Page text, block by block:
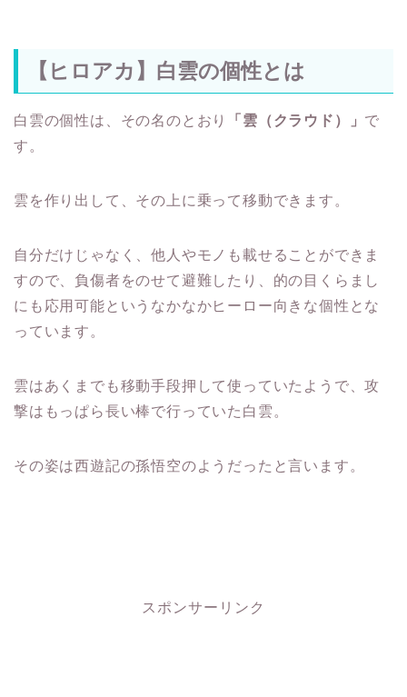
【ヒロアカ】白雲の個性とは
白雲の個性は、その名のとおり 「雲（クラウド）」 で
す。
雲を作り出して、その上に乗って移動できます。
自分だけじゃなく、他人やモノも載せることができま
すので、負傷者をのせて避難したり、的の目くらまし
にも応用可能というなかなかヒーロー向きな個性とな
っています。
雲はあくまでも移動手段押して使っていたようで、攻
撃はもっぱら長い棒で行っていた白雲。
その姿は西遊記の孫悟空のようだったと言います。
スポンサーリンク